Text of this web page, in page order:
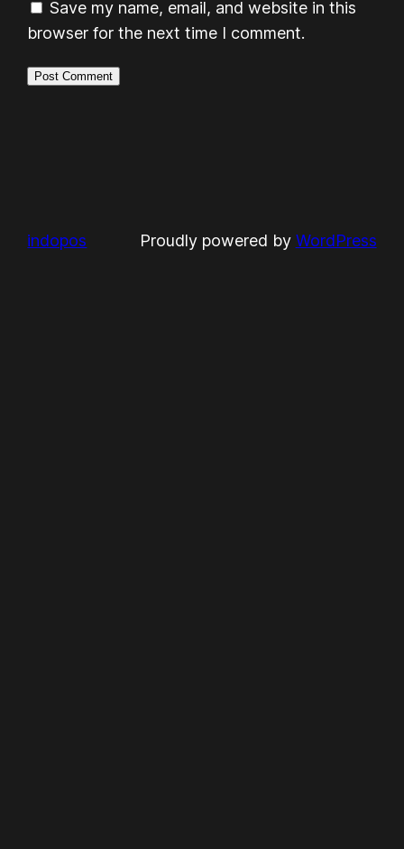
Save my name, email, and website in this
browser for the next time I comment.
indopos Proudly powered by WordPress